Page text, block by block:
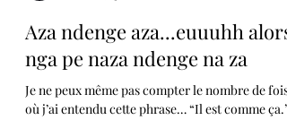
22 avr. 2025
2 min de lecture
Aza ndenge aza...euuuhh alors
nga pe naza ndenge na za